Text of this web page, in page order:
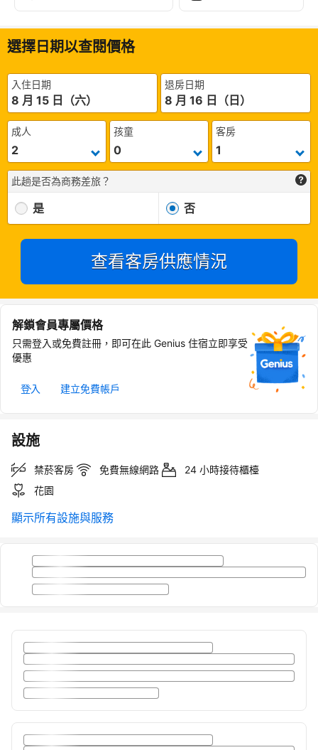
選擇日期以查閱價格
入住日期
8 月 15 日（六）
退房日期
8 月 16 日（日）
成人 孩童 客房
此趟是否為商務差旅？
是 否
查看客房供應情況
解鎖會員專屬價格
只需登入或免費註冊，即可在此 Genius 住宿立即享受
優惠
登入 建立免費帳戶
設施
禁菸客房 免費無線網路
24 小時接待櫃檯
花園
顯示所有設施與服務